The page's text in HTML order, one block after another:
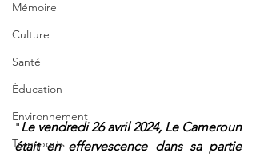
Mémoire
Culture
Santé
Éducation
Environnement
Transports
"Le vendredi 26 avril 2024, Le Cameroun
était en effervescence dans sa partie